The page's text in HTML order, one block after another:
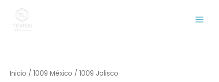
contenido
Inicio / 1009 México / 1009 Jalisco